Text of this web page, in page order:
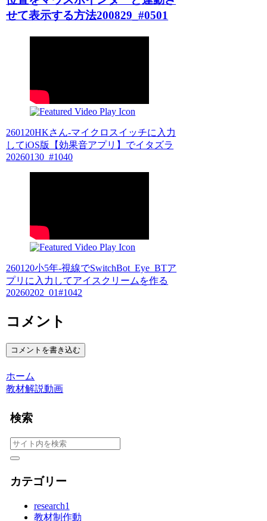
せて表示する方法200829_#0501
260120HKさん-マイクロスイッチに入力
してiOS版【効果音アプリ】でイタズラ
20260130_#1040
260120小5年-視線でSwitchBot_Eye_BTア
プリに入力してアイスクリームを作る
20260202_01#1042
コメント
コメントを書き込む
ホーム
教材解説動画
検索
カテゴリー
research1
教材制作動